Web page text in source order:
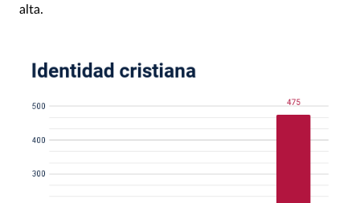
alta.